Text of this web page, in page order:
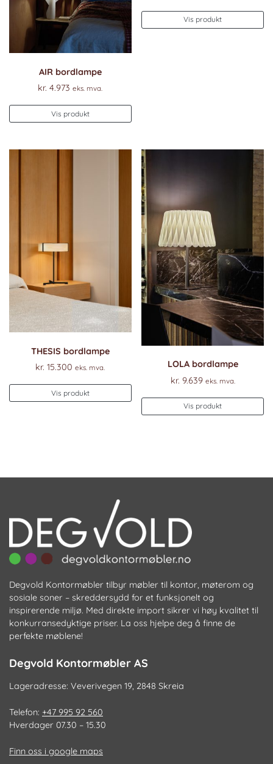
AIR bordlampe
kr. 4.973 eks. mva.
Vis produkt
Vis produkt
THESIS bordlampe
kr. 15.300 eks. mva.
Vis produkt
LOLA bordlampe
kr. 9.639 eks. mva.
Vis produkt
Degvold Kontormøbler tilbyr møbler til kontor, møterom og
sosiale soner – skreddersydd for et funksjonelt og
inspirerende miljø. Med direkte import sikrer vi høy kvalitet til
konkurransedyktige priser. La oss hjelpe deg å finne de
perfekte møblene!
Degvold Kontormøbler AS
Lageradresse: Veverivegen 19, 2848 Skreia
Telefon: +47 995 92 560
Hverdager 07.30 – 15.30
Finn oss i google maps